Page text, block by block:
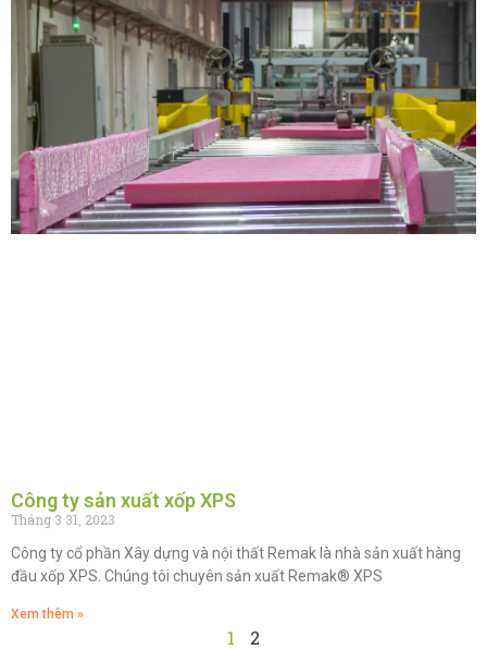
Công ty sản xuất xốp XPS
Tháng 3 31, 2023
Công ty cổ phần Xây dựng và nội thất Remak là nhà sản xuất hàng
đầu xốp XPS. Chúng tôi chuyên sản xuất Remak® XPS
Xem thêm »
1 2